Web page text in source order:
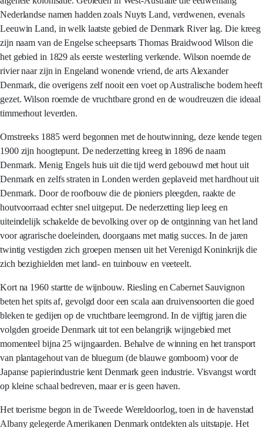
Nederlandse namen hadden zoals Nuyts Land, verdwenen, evenals
Leeuwin Land, in welk laatste gebied de Denmark River lag. Die kreeg
zijn naam van de Engelse scheepsarts Thomas Braidwood Wilson die
het gebied in 1829 als eerste westerling verkende. Wilson noemde de
rivier naar zijn in Engeland wonende vriend, de arts Alexander
Denmark, die overigens zelf nooit een voet op Australische bodem heeft
gezet. Wilson roemde de vruchtbare grond en de woudreuzen die ideaal
timmerhout leverden.
Omstreeks 1885 werd begonnen met de houtwinning, deze kende tegen
1900 zijn hoogtepunt. De nederzetting kreeg in 1896 de naam
Denmark. Menig Engels huis uit die tijd werd gebouwd met hout uit
Denmark en zelfs straten in Londen werden geplaveid met hardhout uit
Denmark. Door de roofbouw die de pioniers pleegden, raakte de
houtvoorraad echter snel uitgeput. De nederzetting liep leeg en
uiteindelijk schakelde de bevolking over op de ontginning van het land
voor agrarische doeleinden, doorgaans met matig succes. In de jaren
twintig vestigden zich groepen mensen uit het Verenigd Koninkrijk die
zich bezighielden met land- en tuinbouw en veeteelt.
Kort na 1960 startte de wijnbouw. Riesling en Cabernet Sauvignon
beten het spits af, gevolgd door een scala aan druivensoorten die goed
bleken te gedijen op de vruchtbare leemgrond. In de vijftig jaren die
volgden groeide Denmark uit tot een belangrijk wijngebied met
momenteel bijna 25 wijngaarden. Behalve de winning en het transport
van plantagehout van de bluegum (de blauwe gomboom) voor de
Japanse papierindustrie kent Denmark geen industrie. Visvangst wordt
op kleine schaal bedreven, maar er is geen haven.
Het toerisme begon in de Tweede Wereldoorlog, toen in de havenstad
Albany gelegerde Amerikanen Denmark ontdekten als uitstapje. Het